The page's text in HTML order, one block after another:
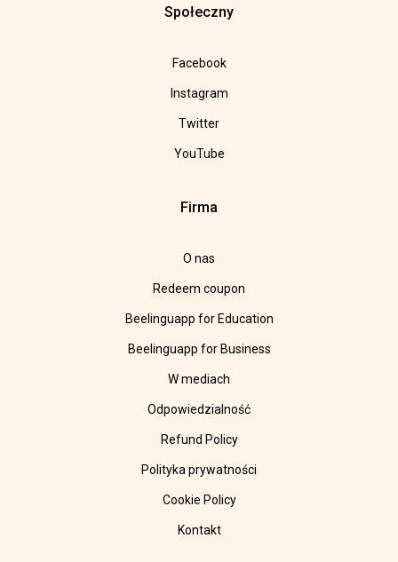
Społeczny
Facebook
Instagram
Twitter
YouTube
Firma
O nas
Redeem coupon
Beelinguapp for Education
Beelinguapp for Business
W mediach
Odpowiedzialność
Refund Policy
Polityka prywatności
Cookie Policy
Kontakt